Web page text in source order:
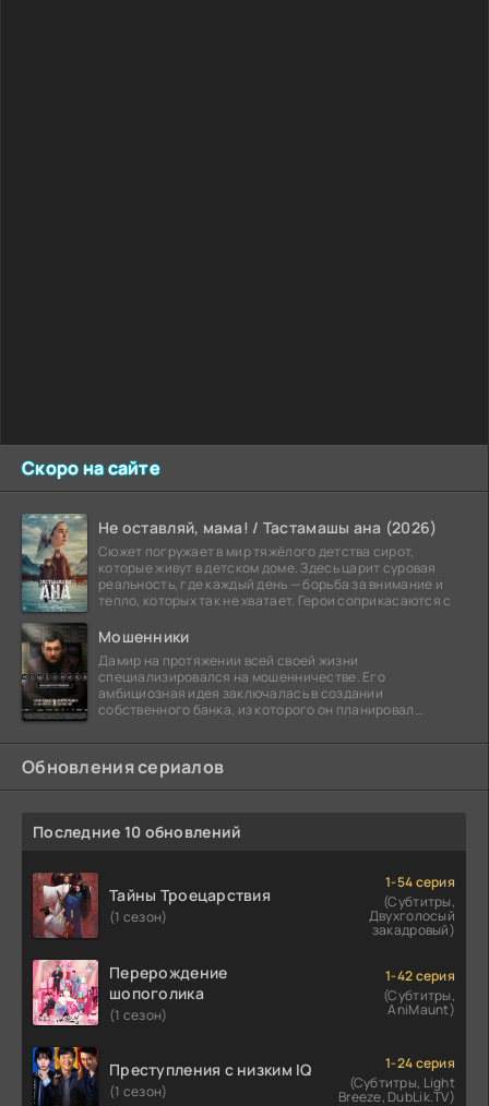
Скоро на сайте
Не оставляй, мама! / Тастамашы ана (2026)
Сюжет погружает в мир тяжёлого детства сирот,
которые живут в детском доме. Здесь царит суровая
реальность, где каждый день — борьба за внимание и
тепло, которых так не хватает. Герои соприкасаются с
Мошенники
Дамир на протяжении всей своей жизни
специализировался на мошенничестве. Его
амбициозная идея заключалась в создании
собственного банка, из которого он планировал
Обновления сериалов
Последние 10 обновлений
Тайны Троецарствия
(1 сезон)
1-54 серия
(Субтитры,
Двухголосый
закадровый)
Перерождение
шопоголика
(1 сезон)
1-42 серия
(Субтитры,
AniMaunt)
Преступления с низким IQ
(1 сезон)
1-24 серия
(Субтитры, Light
Breeze, DubLik.TV)